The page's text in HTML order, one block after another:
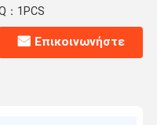
：1PCS
Επικοινωνήστε